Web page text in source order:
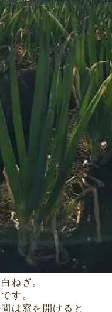
ねぎ。
す。
は窓を開けると